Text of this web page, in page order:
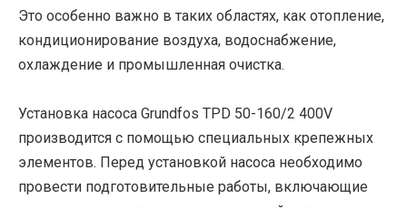
Это особенно важно в таких областях, как отопление,
кондиционирование воздуха, водоснабжение,
охлаждение и промышленная очистка.
Установка насоса Grundfos TPD 50-160/2 400V
производится с помощью специальных крепежных
элементов. Перед установкой насоса необходимо
провести подготовительные работы, включающие